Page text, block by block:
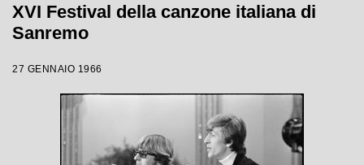
XVI Festival della canzone italiana di
Sanremo
27 GENNAIO 1966